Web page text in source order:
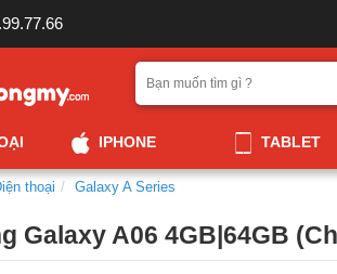
IPHONE TABLET
thoại Galaxy A Series
Galaxy A06 4GB|64GB